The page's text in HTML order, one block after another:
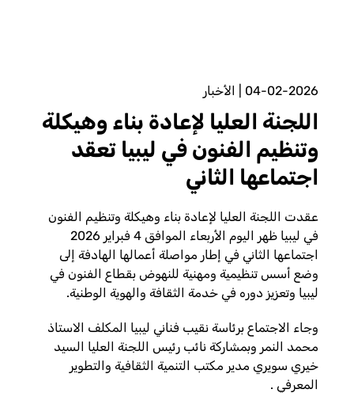
04-02-2026 الأخبار
اللجنة العليا لإعادة بناء وهيكلة
وتنظيم الفنون في ليبيا تعقد
اجتماعها الثاني
عقدت اللجنة العليا لإعادة بناء وهيكلة وتنظيم الفنون
في ليبيا ظهر اليوم الأربعاء الموافق 4 فبراير 2026
اجتماعها الثاني في إطار مواصلة أعمالها الهادفة إلى
وضع أسس تنظيمية ومهنية للنهوض بقطاع الفنون في
ليبيا وتعزيز دوره في خدمة الثقافة والهوية الوطنية.
وجاء الاجتماع برئاسة نقيب فناني ليبيا المكلف الاستاذ
محمد النمر وبمشاركة نائب رئيس اللجنة العليا السيد
خيري سويري مدير مكتب التنمية الثقافية والتطوير
المعرفي .